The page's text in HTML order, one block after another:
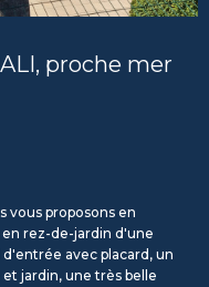
proche mer
vous proposons en
rez-de-jardin d'une
avec placard, un
jardin, une très belle